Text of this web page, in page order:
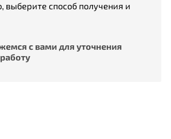
способ получения и
с вами для уточнения